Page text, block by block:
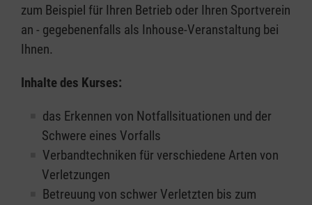
zum Beispiel für Ihren Betrieb oder Ihren Sportverein
an - gegebenenfalls als Inhouse-Veranstaltung bei
Ihnen.
Inhalte des Kurses:
das Erkennen von Notfallsituationen und der
Schwere eines Vorfalls
Verbandtechniken für verschiedene Arten von
Verletzungen
Betreuung von schwer Verletzten bis zum